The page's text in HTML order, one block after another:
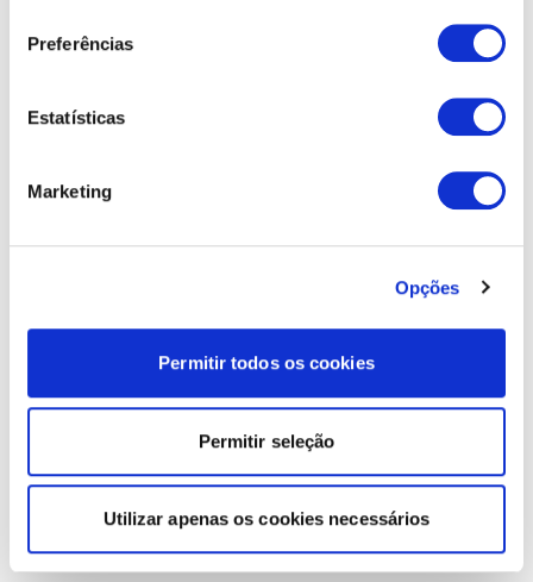
Preferências
Estatísticas
Marketing
Opções
Permitir todos os cookies
Permitir seleção
Utilizar apenas os cookies necessários